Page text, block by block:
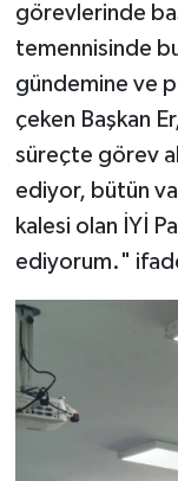
görevlerinde
temennisinde
gündemine ve
çeken Başkan
süreçte görev
ediyor, bütün
kalesi olan İYİ
ediyorum."